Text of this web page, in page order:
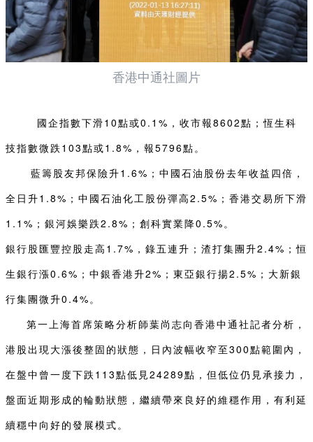
香港中通社圖片
國企指數下滑10點或0.1%，收市報8602點；恆生科
技指數微跌103點或1.8%，報5796點。
藍籌股友邦保險升1.6%；中國石油股份去年收益四倍，
全日升1.8%；中國石油化工股份彈高2.5%；香港交易所下滑
1.1%；銀河娛樂跌2.8%；創科實業降0.5%。
銀行股匯豐控股走高1.7%，錄五連升；渣打集團升2.4%；恒
生銀行漲0.6%；中銀香港升2%；東亞銀行揚2.5%；大新銀
行集團微升0.4%。
第一上海首席策略分析師葉尚志向香港中通社記者分析，
港股出現大漲後整固的狀態，日內波幅收窄至300點範圍內，
在盤中曾一度下跌113點低見24289點，但低位仍見承接力，
盤面近期形成的輪動狀態，繼續帶來良好的維穩作用，有利延
續穩中向好的發展模式。